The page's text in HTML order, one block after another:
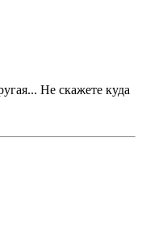
Не скажете куда